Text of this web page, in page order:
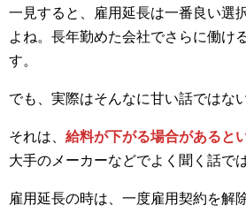
一見すると、雇用延長は一番良い選
よね。長年勤めた会社でさらに働け
す。
でも、実際はそんなに甘い話ではな
それは、 給料が下がる場合があると
大手のメーカーなどでよく聞く話で
雇用延長の時は、一度雇用契約を解